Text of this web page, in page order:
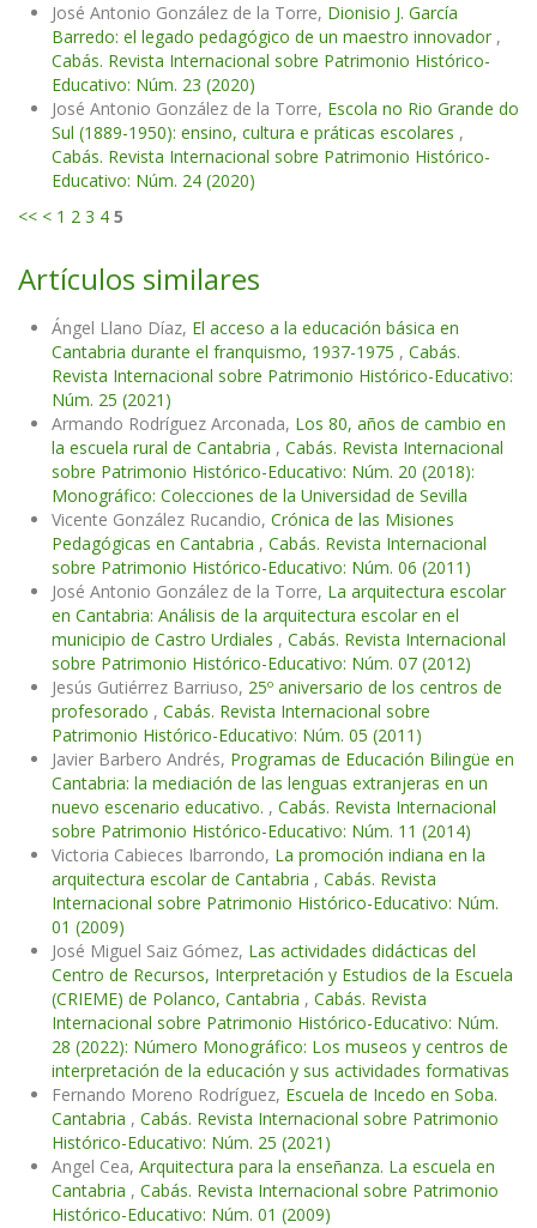
José Antonio González de la Torre, Dionisio J. García
Barredo: el legado pedagógico de un maestro innovador ,
Cabás. Revista Internacional sobre Patrimonio Histórico-
Educativo: Núm. 23 (2020)
José Antonio González de la Torre, Escola no Rio Grande do
Sul (1889-1950): ensino, cultura e práticas escolares ,
Cabás. Revista Internacional sobre Patrimonio Histórico-
Educativo: Núm. 24 (2020)
<< < 1 2 3 4 5
Artículos similares
Ángel Llano Díaz, El acceso a la educación básica en
Cantabria durante el franquismo, 1937-1975 , Cabás.
Revista Internacional sobre Patrimonio Histórico-Educativo:
Núm. 25 (2021)
Armando Rodríguez Arconada, Los 80, años de cambio en
la escuela rural de Cantabria , Cabás. Revista Internacional
sobre Patrimonio Histórico-Educativo: Núm. 20 (2018):
Monográfico: Colecciones de la Universidad de Sevilla
Vicente González Rucandio, Crónica de las Misiones
Pedagógicas en Cantabria , Cabás. Revista Internacional
sobre Patrimonio Histórico-Educativo: Núm. 06 (2011)
José Antonio González de la Torre, La arquitectura escolar
en Cantabria: Análisis de la arquitectura escolar en el
municipio de Castro Urdiales , Cabás. Revista Internacional
sobre Patrimonio Histórico-Educativo: Núm. 07 (2012)
Jesús Gutiérrez Barriuso, 25º aniversario de los centros de
profesorado , Cabás. Revista Internacional sobre
Patrimonio Histórico-Educativo: Núm. 05 (2011)
Javier Barbero Andrés, Programas de Educación Bilingüe en
Cantabria: la mediación de las lenguas extranjeras en un
nuevo escenario educativo. , Cabás. Revista Internacional
sobre Patrimonio Histórico-Educativo: Núm. 11 (2014)
Victoria Cabieces Ibarrondo, La promoción indiana en la
arquitectura escolar de Cantabria , Cabás. Revista
Internacional sobre Patrimonio Histórico-Educativo: Núm.
01 (2009)
José Miguel Saiz Gómez, Las actividades didácticas del
Centro de Recursos, Interpretación y Estudios de la Escuela
(CRIEME) de Polanco, Cantabria , Cabás. Revista
Internacional sobre Patrimonio Histórico-Educativo: Núm.
28 (2022): Número Monográfico: Los museos y centros de
interpretación de la educación y sus actividades formativas
Fernando Moreno Rodríguez, Escuela de Incedo en Soba.
Cantabria , Cabás. Revista Internacional sobre Patrimonio
Histórico-Educativo: Núm. 25 (2021)
Angel Cea, Arquitectura para la enseñanza. La escuela en
Cantabria , Cabás. Revista Internacional sobre Patrimonio
Histórico-Educativo: Núm. 01 (2009)